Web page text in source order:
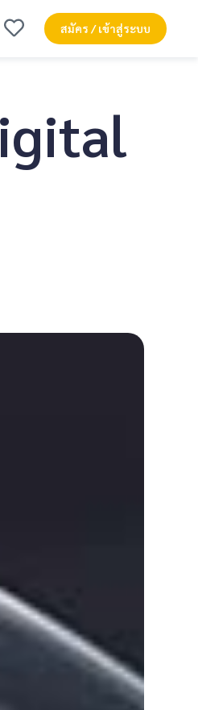
สมัคร / เข้าสู่ระบบ